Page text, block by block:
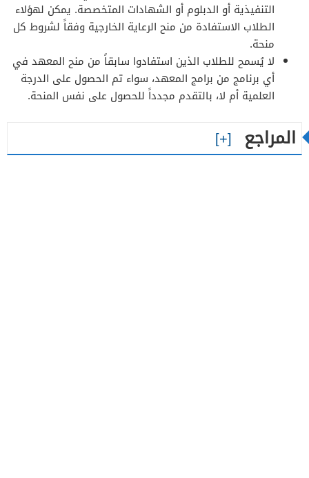
التنفيذية أو الدبلوم أو الشهادات المتخصصة. يمكن لهؤلاء
الطلاب الاستفادة من منح الرعاية الخارجية وفقاً لشروط كل
منحة.
لا يُسمح للطلاب الذين استفادوا سابقاً من منح المعهد في
أي برنامج من برامج المعهد، سواء تم الحصول على الدرجة
العلمية أم لا، بالتقدم مجدداً للحصول على نفس المنحة.
المراجع